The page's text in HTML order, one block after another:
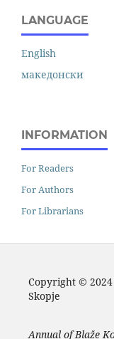
LANGUAGE
English
македонски
INFORMATION
For Readers
For Authors
For Librarians
Copyright © 2024
Skopje
Annual of Blaže